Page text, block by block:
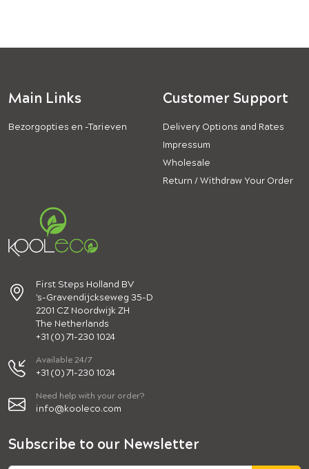
Main Links
Bezorgopties en -Tarieven
Customer Support
Delivery Options and Rates
Impressum
Wholesale
Return / Withdraw Your Order
First Steps Holland BV
's-Gravendijckseweg 35-D
2201 CZ Noordwijk ZH
The Netherlands
+31 (0) 71-230 1024
Available 24/7
+31 (0) 71-230 1024
Need help with your order?
info@kooleco.com
Subscribe to our Newsletter